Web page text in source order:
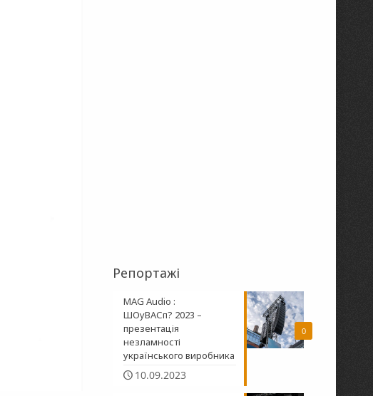
Репортажі
0
MAG Audio :
ШОуВАСп? 2023 –
презентація
незламності
українського виробника
10.09.2023